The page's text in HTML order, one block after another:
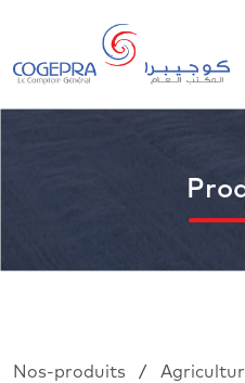
Nos-produits /